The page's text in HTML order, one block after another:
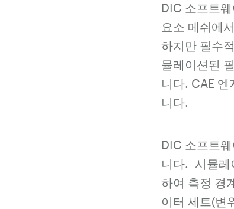
DIC 소프트
요소 메쉬에
하지만 필수
뮬레이션된
니다. CAE
니다.
DIC 소프트
니다. 시뮬레
하여 측정 경
이터 세트(변